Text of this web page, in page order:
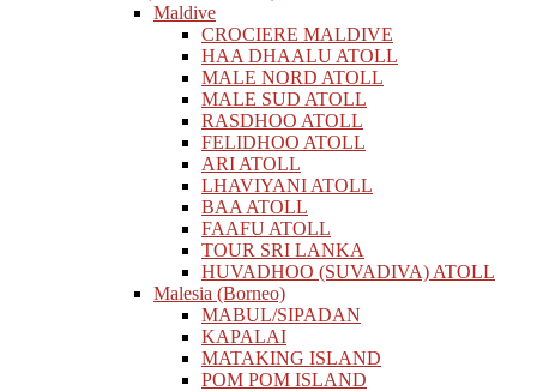
Maldive
CROCIERE MALDIVE
HAA DHAALU ATOLL
MALE NORD ATOLL
MALE SUD ATOLL
RASDHOO ATOLL
FELIDHOO ATOLL
ARI ATOLL
LHAVIYANI ATOLL
BAA ATOLL
FAAFU ATOLL
TOUR SRI LANKA
HUVADHOO (SUVADIVA) ATOLL
Malesia (Borneo)
MABUL/SIPADAN
KAPALAI
MATAKING ISLAND
POM POM ISLAND